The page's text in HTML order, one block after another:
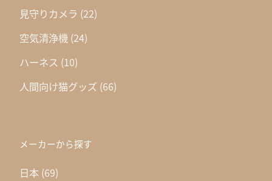
見守りカメラ (22)
空気清浄機 (24)
ハーネス (10)
人間向け猫グッズ (66)
メーカーから探す
日本 (69)